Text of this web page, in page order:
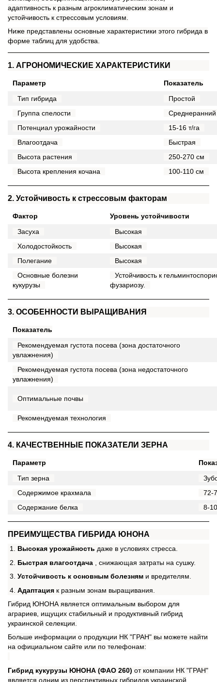
адаптивность к разным агроклиматическим зонам и
устойчивость к стрессовым условиям.
Ниже представлены основные характеристики этого гибрида в
форме таблиц для удобства.
1. АГРОНОМИЧЕСКИЕ ХАРАКТЕРИСТИКИ
Параметр
Показатель
Тип гибрида
Простой
Группа спелости
Потенциал урожайности
15-16 т/га
Влагоотдача
Быстрая
Высота растения
250-270 см
Высота крепления кочана
100-110 см
2. Устойчивость к стрессовым факторам
Фактор
Уровень устойчивости
Засуха
Высокая
Холодостойкость
Высокая
Полегание
Высокая
Основные болезни
кукурузы
Устойчивость к
фузариозу.
3. ОСОБЕННОСТИ ВЫРАЩИВАНИЯ
Показатель
Рекомендуемая густота посева (зона достаточного
увлажнения)
Рекомендуемая густота посева (зона недостаточного
увлажнения)
Оптимальные почвы
Рекомендуемая технология
4. КАЧЕСТВЕННЫЕ ПОКАЗАТЕЛИ ЗЕРНА
Параметр
Тип зерна
Содержимое крахмала
72-
Содержание белка
8-
ПРЕИМУЩЕСТВА ГИБРИДА ЮНОНА
Высокая урожайность даже в условиях стресса.
Быстрая влагоотдача , снижающая затраты на сушку.
Устойчивость к основным болезням и вредителям.
Адаптация к разным зонам выращивания.
Гибрид ЮНОНА является оптимальным выбором для
аграриев, ищущих стабильный и продуктивный гибрид
украинской селекции.
Больше информации о продукции НК "ГРАН" вы можете найти
на официальном сайте или по телефонам:
Гибрид кукурузы ЮНОНА (ФАО 260) от компании НК "ГРАН"
является одним из перспективных гибридов украинской